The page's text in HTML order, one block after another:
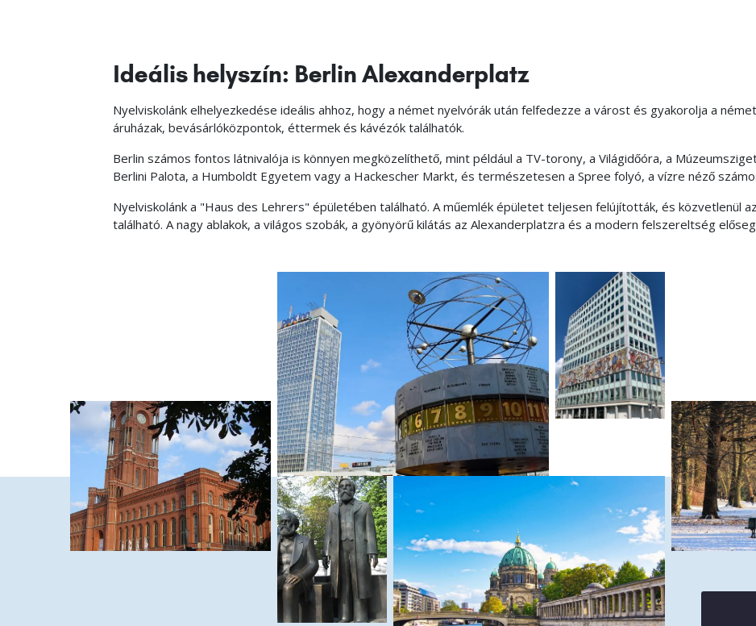
Ideális helyszín: Berlin Alexanderplatz
Nyelviskolánk elhelyezkedése ideális ahhoz, hogy a német nyelvórák után felfedezze a várost és gyakorolja a
áruházak, bevásárlóközpontok, éttermek és kávézók találhatók.
Berlin számos fontos látnivalója is könnyen megközelíthető, mint például a TV-torony, a Világidőóra, a
Berlini Palota, a Humboldt Egyetem vagy a Hackescher Markt, és természetesen a Spree folyó, a vízre néző
Nyelviskolánk a "Haus des Lehrers" épületében található. A műemlék épületet teljesen felújították, és közvetlenül
található. A nagy ablakok, a világos szobák, a gyönyörű kilátás az Alexanderplatzra és a modern felszereltség